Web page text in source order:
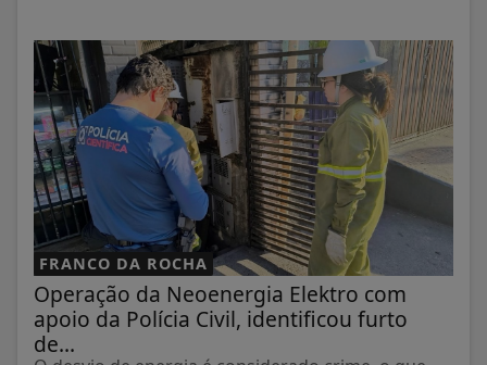
FRANCO DA ROCHA
Operação da Neoenergia Elektro com
apoio da Polícia Civil, identificou furto
de...